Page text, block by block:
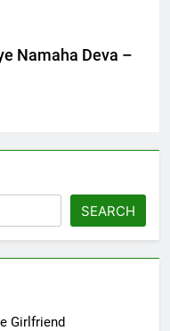
Namaha Deva –
SEARCH
Girlfriend